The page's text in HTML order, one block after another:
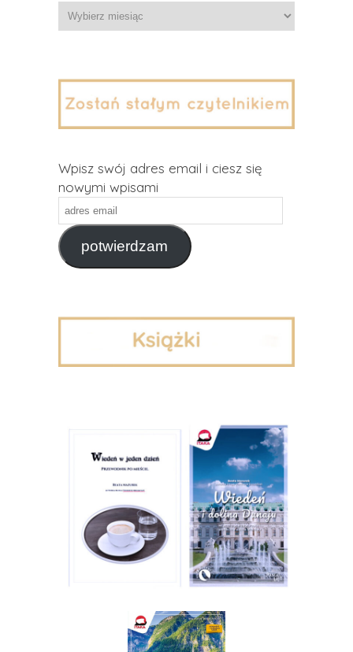
Archiwa
Wpisz swój adres email i ciesz się
nowymi wpisami
adres
email
potwierdzam